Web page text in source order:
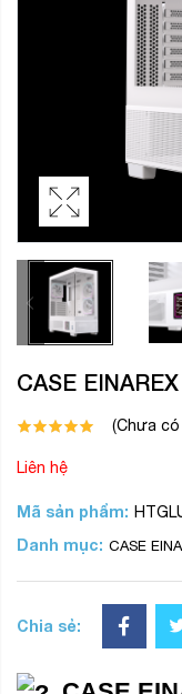
CASE
(Chưa có
Liên hệ
Mã sản phẩm:
Danh mục: CASE
Chia sẻ: